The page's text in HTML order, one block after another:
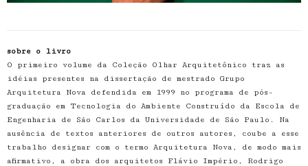
sobre o livro
O primeiro volume da Coleção Olhar Arquitetônico traz as
idéias presentes na dissertação de mestrado Grupo
Arquitetura Nova defendida em 1999 no programa de pós-
graduação em Tecnologia do Ambiente Construído da Escola de
Engenharia de São Carlos da Universidade de São Paulo. Na
ausência de textos anteriores de outros autores, coube a esse
trabalho designar com o termo Arquitetura Nova, de modo mais
afirmativo, a obra dos arquitetos Flávio Império, Rodrigo